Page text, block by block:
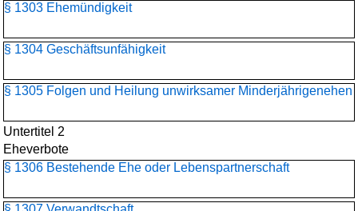
§ 1303 Ehemündigkeit
§ 1304 Geschäftsunfähigkeit
§ 1305 Folgen und Heilung unwirksamer Minderjährigenehen
Untertitel 2
Eheverbote
§ 1306 Bestehende Ehe oder Lebenspartnerschaft